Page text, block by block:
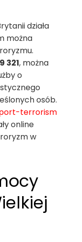
działa
można
321, można
o
osób.
terrorism
online
w